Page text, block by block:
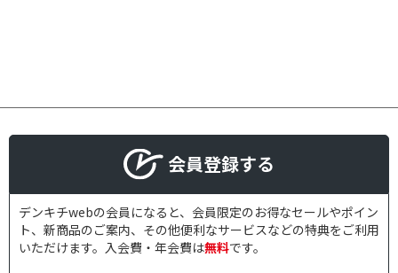
会員登録する
デンキチwebの会員になると、会員限定のお得なセールやポイン
ト、新商品のご案内、その他便利なサービスなどの特典をご利用
いただけます。入会費・年会費は無料です。